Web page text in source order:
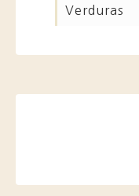
verduras